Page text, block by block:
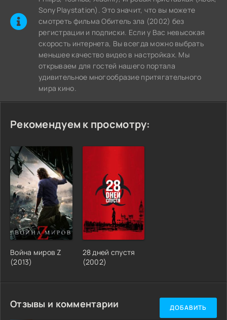
Sony Playstation). Это значит, что вы можете
cмотреть фильма Обитель зла (2002) без
регистрации и подписки. Если у Вас невысокая
скорость интернета, Вы всегда можно выбрать
меньшее качество видео в настройках. Мы
открываем для гостей нашего портала
удивительное многообразие притягательного
мира кино.
Рекомендуем к просмотру:
Война миров Z
(2013)
28 дней спустя
(2002)
Отзывы и комментарии ДОБАВИТЬ